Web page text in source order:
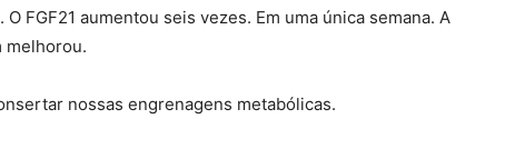
FGF21 aumentou seis vezes. Em uma única semana. A
melhorou.
nossas engrenagens metabólicas.